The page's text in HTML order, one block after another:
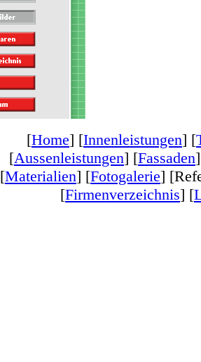
[Home] [Innenleistungen] [
[Aussenleistungen] [Fassaden
[Materialien] [Fotogalerie]
[Firmenverzeichnis] [